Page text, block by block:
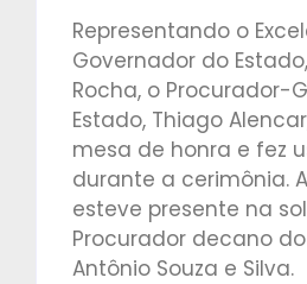
Representando o
Governador do
Rocha, o Procurador-
Estado, Thiago
mesa de honra e fez
durante a cerimônia.
esteve presente na
Procurador decano do
Antônio Souza e Silva.